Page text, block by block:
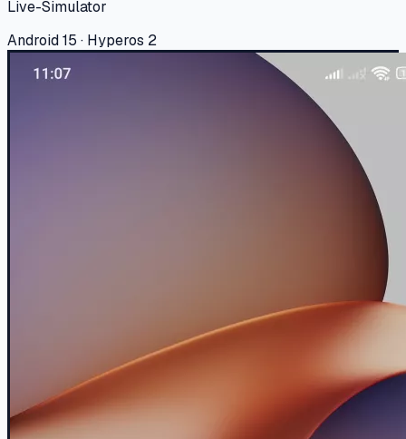
Live-Simulator
Android 15 · Hyperos 2